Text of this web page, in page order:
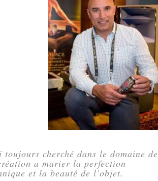
toujours cherché dans le domaine de
a marier la perfection
et la beauté de l’objet.